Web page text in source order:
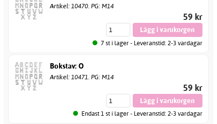
Artikel: 10470. PG: M14
59 kr
7 st i lager - Leveranstid: 2-3 vardagar
Bokstav: O
Artikel: 10471. PG: M14
59 kr
Endast 1 st i lager - Leveranstid: 2-3 vardagar